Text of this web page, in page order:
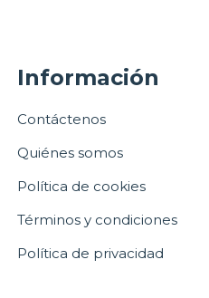
Información
Contáctenos
Quiénes somos
Política de cookies
Términos y condiciones
Política de privacidad